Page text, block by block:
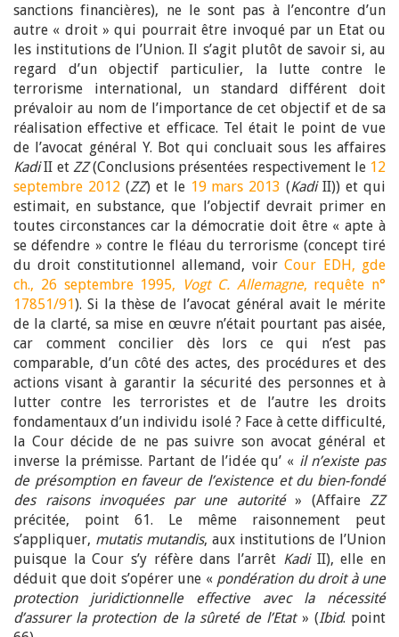
sanctions financières), ne le sont pas à l’encontre d’un
autre « droit » qui pourrait être invoqué par un Etat ou
les institutions de l’Union. Il s’agit plutôt de savoir si, au
regard d’un objectif particulier, la lutte contre le
terrorisme international, un standard différent doit
prévaloir au nom de l’importance de cet objectif et de sa
réalisation effective et efficace. Tel était le point de vue
de l’avocat général Y. Bot qui concluait sous les affaires
KadiII et ZZ(Conclusions présentées respectivement le 12
septembre 2012(ZZ) et le 19 mars 2013 (KadiII)) et qui
estimait, en substance, que l’objectif devrait primer en
toutes circonstances car la démocratie doit être « apte à
se défendre » contre le fléau du terrorisme (concept tiré
du droit constitutionnel allemand, voirCour EDH, gde
ch., 26 septembre 1995,
Vogt C. Allemagne, requête n°
17851/91). Si la thèse de l’avocat général avait le mérite
de la clarté, sa mise en œuvre n’était pourtant pas aisée,
car comment concilier dès lors ce qui n’est pas
comparable, d’un côté des actes, des procédures et des
actions visant à garantir la sécurité des personnes et à
lutter contre les terroristes et de l’autre les droits
fondamentaux d’un individu isolé ? Face à cette difficulté,
la Cour décide de ne pas suivre son avocat général et
inverse la prémisse. Partant de l’idée qu’ « il n’existe pas
de présomption en faveur de l’existence et du bien-fondé
des raisons invoquées par une autorité» (Affaire ZZ
précitée, point 61. Le même raisonnement peut
s’appliquer, mutatis mutandis, aux institutions de l’Union
puisque la Cour s’y réfère dans l’arrêt Kadi II), elle en
déduit que doit s’opérer une « pondération du droit à une
protection juridictionnelle effective avec la nécessité
d’assurer la protection de la sûreté de l’Etat» (Ibid. point